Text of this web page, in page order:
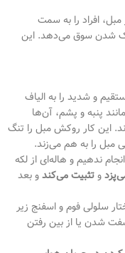
افراد را به سمت
خشک شدن سوق می‌دهد. این
و شدید را به الیاف
پنبه و پشم، آن‌ها
این کار روکش مبل را تنگ
مبل را به هم می‌زند.
ندهیم و هاله‌ای از لکه
وتثبیت می‌کندو بعد
سلولی فوم و اسفنج زیر
شدن یا از بین رفتن